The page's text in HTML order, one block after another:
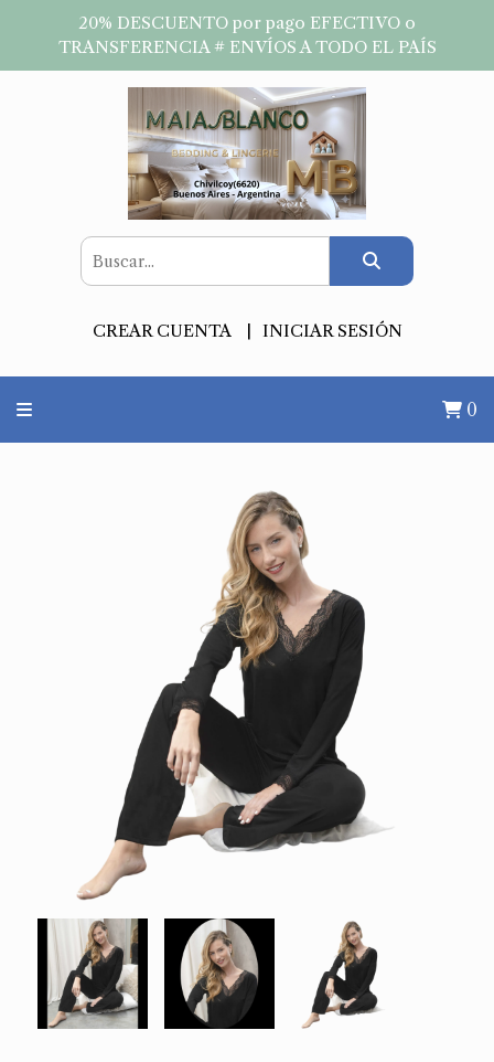
20% DESCUENTO por pago EFECTIVO o
TRANSFERENCIA # ENVÍOS A TODO EL PAÍS
CREAR CUENTA INICIAR SESIÓN
0